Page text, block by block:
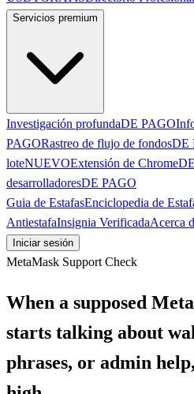
Servicios premium
Investigación profundaDE PAGO
PAGORastreo de flujo de fondosDE
loteNUEVOExtensión de Chrome
desarrolladoresDE PAGO
Guia de EstafasEnciclopedia de
AntiestafaInsignia VerificadaAcerca
Iniciar sesión
MetaMask Support Check
When a supposed
starts talking about
phrases, or admin